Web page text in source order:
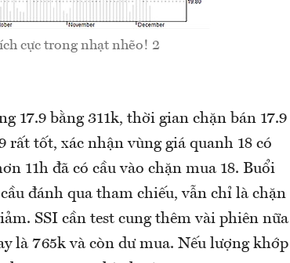
cực trong nhạt nhẽo! 2
17.9 bằng 311k, thời gian chặn bán 17.9
rất tốt, xác nhận vùng giá quanh 18 có
11h đã có cầu vào chặn mua 18. Buổi
đánh qua tham chiếu, vẫn chỉ là chặn
SSI cần test cung thêm vài phiên nữa
là 765k và còn dư mua. Nếu lượng khớp